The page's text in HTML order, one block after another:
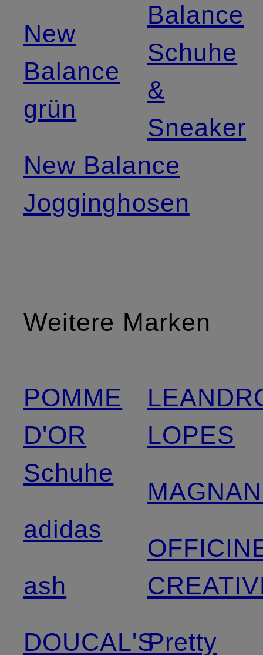
New
Balance
grün
New Balance
Jogginghosen
Balance
Schuhe
&
Sneaker
Weitere Marken
POMME
D'OR
Schuhe
adidas
ash
DOUCAL'S
LOPES
Pretty